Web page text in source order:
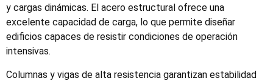
y cargas dinámicas. El acero estructural ofrece una
excelente capacidad de carga, lo que permite diseñar
edificios capaces de resistir condiciones de operación
intensivas.
Columnas y vigas de alta resistencia garantizan estabilidad